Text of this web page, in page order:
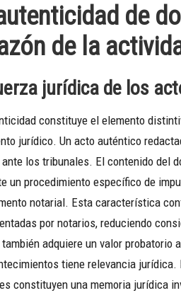
de
de la
jurídica de los
constituye el elemento
jurídico. Un acto auténtico
los tribunales. El contenido del
un procedimiento específico de
notarial. Esta característica
por notarios, reduciendo
adquiere un valor probatorio
tiene relevancia
constituyen una memoria jurídica